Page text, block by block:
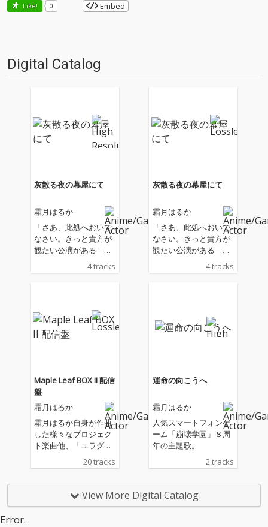
Like! 0 Embed
Digital Catalog
灰散る夜の幕屋にて
霜月はるか
「さあ、此処へおいで
なさい。きっと貴方が
観たい公演がある―
―」 魔花に魂を蝕ま
れた幻想患者の症例を
カスに関する事例――
4 tracks
灰散る夜の幕屋にて
霜月はるか
「さあ、此処へおいで
なさい。きっと貴方が
観たい公演がある―
―」 魔花に魂を蝕ま
れた幻想患者の症例を
カスに関する事例――
4 tracks
Maple Leaf BOX II 配信
盤
霜月はるか
霜月はるか自身が作曲
した様々なプロジェク
ト楽曲他、「ユラグソ
ラ」「さらさ」リアレ
ンジ、提供曲セルフカ
公募の新曲など7曲新
録全14曲のボーカル盤
20 tracks
運命の向こうへ
霜月はるか
人気スマートフォンゲ
ーム「崩壊学園」８周
年の主題歌。
2 tracks
View More Digital Catalog
Error.